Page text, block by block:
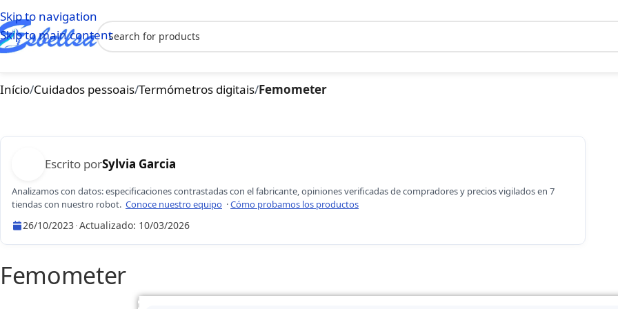
Skip to navigation
Skip to main content
Início/Cuidados pessoais/Termómetros digitais/Femometer
Escrito porSylvia Garcia
Analizamos con datos: especificaciones contrastadas con el fabricante, opiniones verificadas de compradores y precios vigilados en 7
tiendas con nuestro robot. Conoce nuestro equipo ·Cómo probamos los productos
26/10/2023·Actualizado: 10/03/2026
Femometer